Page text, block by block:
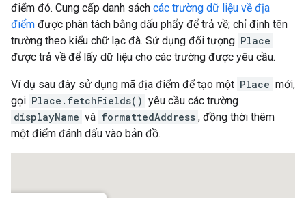
điểm đó. Cung cấp danh sách các trường dữ liệu về địa
điểm được phân tách bằng dấu phẩy để trả về; chỉ định tên
trường theo kiểu chữ lạc đà. Sử dụng đối tượng Place
được trả về để lấy dữ liệu cho các trường được yêu cầu.
Ví dụ sau đây sử dụng mã địa điểm để tạo một Place mới,
gọi Place.fetchFields() yêu cầu các trường
displayName và formattedAddress , đồng thời thêm
một điểm đánh dấu vào bản đồ.